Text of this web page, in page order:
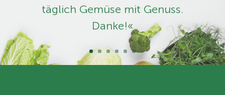
täglich Gemüse mit Genuss.
Danke!«